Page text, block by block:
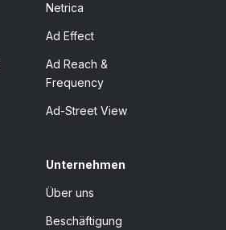
Netrica
Ad Effect
Ad Reach &
Frequency
Ad-Street View
Unternehmen
Über uns
Beschäftigung